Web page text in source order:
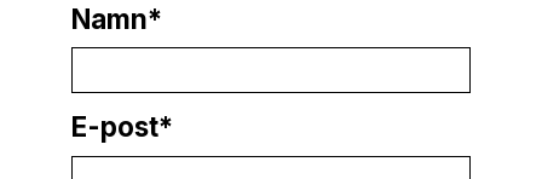
Namn*
E-post*